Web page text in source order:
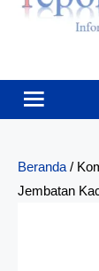
Beranda /
Jembatan